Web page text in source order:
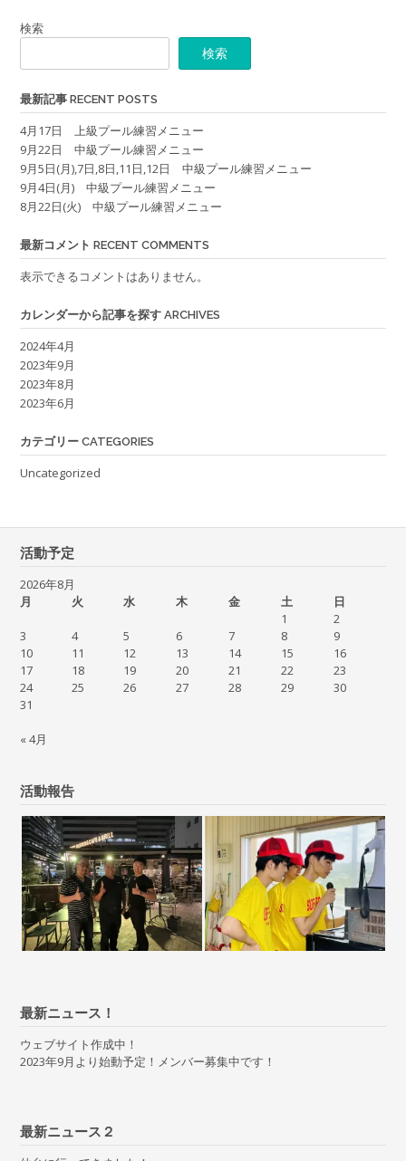
検索
検索
最新記事 RECENT POSTS
4月17日 上級プール練習メニュー
9月22日 中級プール練習メニュー
9月5日(月),7日,8日,11日,12日 中級プール練習メニュー
9月4日(月) 中級プール練習メニュー
8月22日(火) 中級プール練習メニュー
最新コメント RECENT COMMENTS
表示できるコメントはありません。
カレンダーから記事を探す ARCHIVES
2024年4月
2023年9月
2023年8月
2023年6月
カテゴリー CATEGORIES
Uncategorized
活動予定
2026年8月
月
火 水 木 金 土
日
1
2
3
4 5 6 7 8
9
10
11 12 13 14 15
16
17
18 19 20 21 22
23
24
25 26 27 28 29
30
31
« 4月
活動報告
最新ニュース！
ウェブサイト作成中！
2023年9月より始動予定！メンバー募集中です！
最新ニュース２